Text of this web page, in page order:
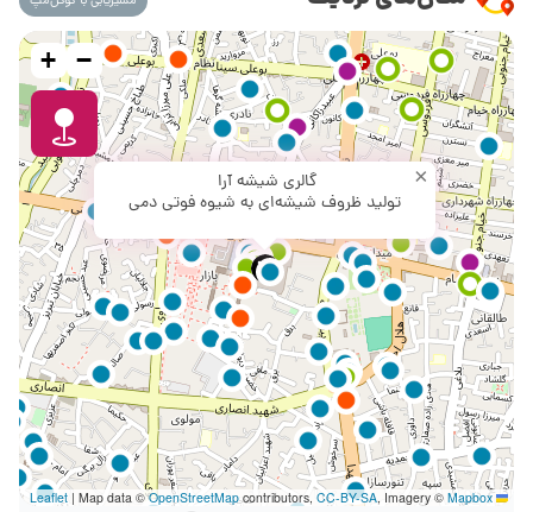
گالری شیشه آرا
تولید ظروف شیشه‌ای به شیوه فوتی دمی
×
+ −
Leaflet
| Map data ©OpenStreetMapcontributors, CC-BY-SA, Imagery © Mapbox